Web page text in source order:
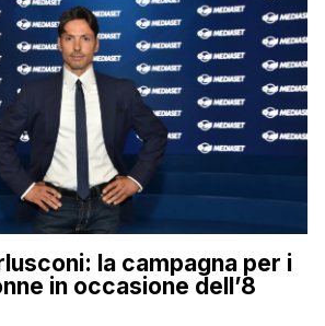
la campagna per i
in occasione dell’8